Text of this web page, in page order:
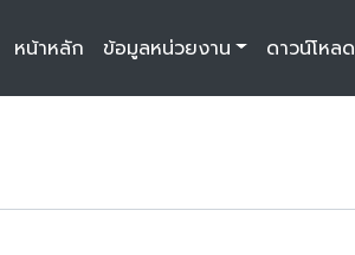
หน้าหลัก ข้อมูลหน่วยงาน ดาวน์โหลด